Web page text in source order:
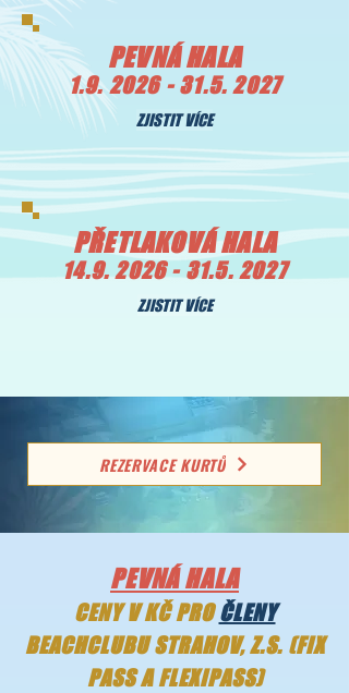
PEVNÁ HALA
1.9. 2026 - 31.5. 2027
ZJISTIT VÍCE
PŘETLAKOVÁ HALA
14.9. 2026 - 31.5. 2027
ZJISTIT VÍCE
REZERVACE KURTŮ
PEVNÁ HALA
CENY V KČ PROČLENY
BEACHCLUBU STRAHOV, Z.S. (FIX
PASS A FLEXIPASS)